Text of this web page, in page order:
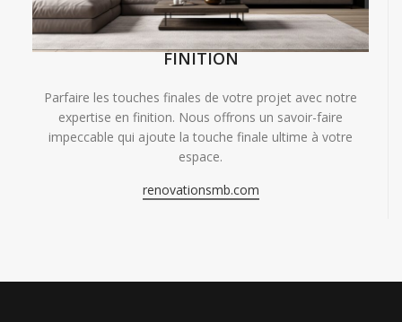
FINITION
Parfaire les touches finales de votre projet avec notre
expertise en finition. Nous offrons un savoir-faire
impeccable qui ajoute la touche finale ultime à votre
espace.
renovationsmb.com